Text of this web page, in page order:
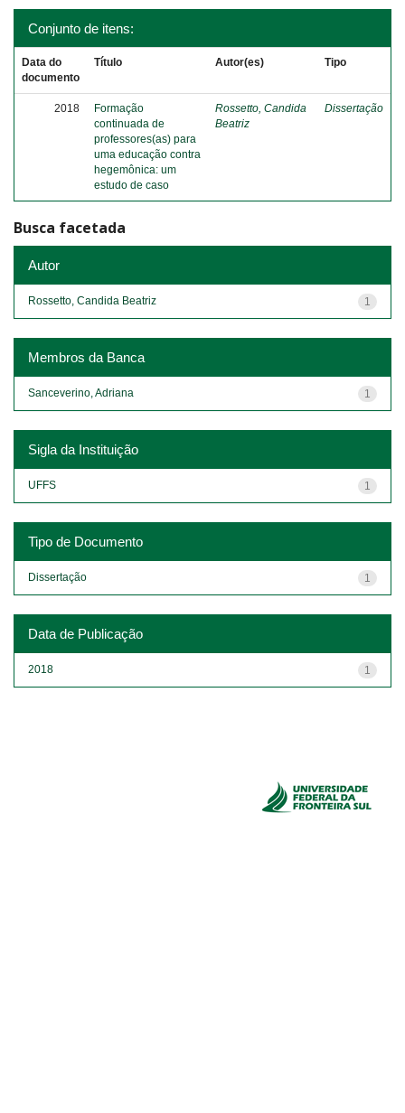
Conjunto de itens:
Data do
documento
Título Autor(es) Tipo
2018
Formação
continuada de
professores(as) para
uma educação contra
hegemônica: um
estudo de caso
Rossetto, Candida
Beatriz
Dissertação
Busca facetada
Autor
1
Rossetto, Candida Beatriz
Membros da Banca
1
Sanceverino, Adriana
Sigla da Instituição
1
UFFS
Tipo de Documento
1
Dissertação
Data de Publicação
1
2018